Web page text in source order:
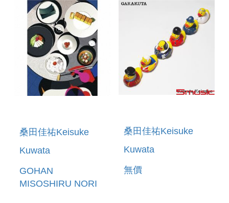
桑田佳祐Keisuke
Kuwata
GOHAN
MISOSHIRU NORI
桑田佳祐Keisuke
Kuwata
無價